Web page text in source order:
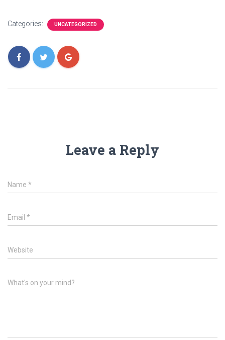
Categories: UNCATEGORIZED
Leave a Reply
Name *
Email *
Website
What's on your mind?